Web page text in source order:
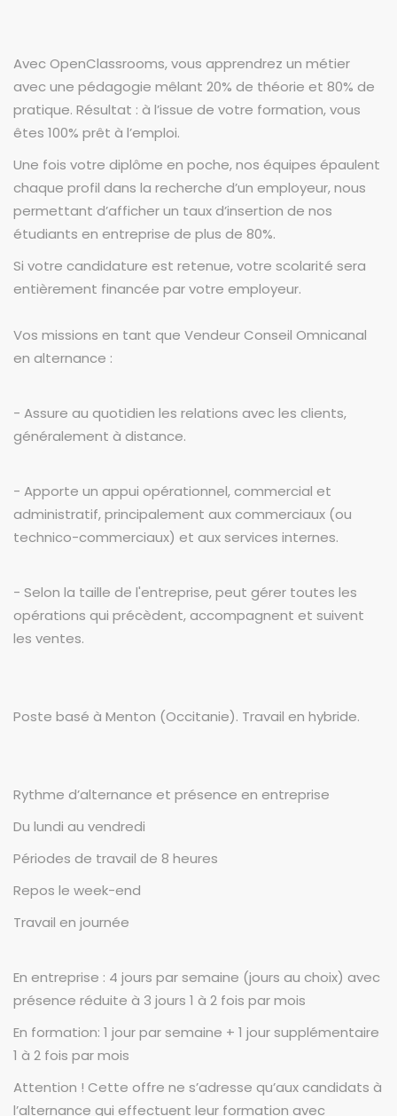
Avec OpenClassrooms, vous apprendrez un métier
avec une pédagogie mêlant 20% de théorie et 80% de
pratique. Résultat : à l’issue de votre formation, vous
êtes 100% prêt à l’emploi.
Une fois votre diplôme en poche, nos équipes épaulent
chaque profil dans la recherche d’un employeur, nous
permettant d’afficher un taux d’insertion de nos
étudiants en entreprise de plus de 80%.
Si votre candidature est retenue, votre scolarité sera
entièrement financée par votre employeur.
Vos missions en tant que Vendeur Conseil Omnicanal
en alternance :
- Assure au quotidien les relations avec les clients,
généralement à distance.
- Apporte un appui opérationnel, commercial et
administratif, principalement aux commerciaux (ou
technico-commerciaux) et aux services internes.
- Selon la taille de l'entreprise, peut gérer toutes les
opérations qui précèdent, accompagnent et suivent
les ventes.
Poste basé à Menton (Occitanie). Travail en hybride.
Rythme d’alternance et présence en entreprise
Du lundi au vendredi
Périodes de travail de 8 heures
Repos le week-end
Travail en journée
En entreprise : 4 jours par semaine (jours au choix) avec
présence réduite à 3 jours 1 à 2 fois par mois
En formation: 1 jour par semaine + 1 jour supplémentaire
1 à 2 fois par mois
Attention ! Cette offre ne s’adresse qu’aux candidats à
l’alternance qui effectuent leur formation avec